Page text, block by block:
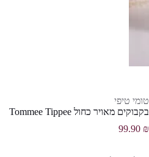
טומי טיפי
בקבוקים מאויר כחול Tommee Tippee
99.90 ₪